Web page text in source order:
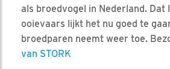
als broedvogel in Nederland. Dat
ooievaars lijkt het nu goed te
broedparen neemt weer toe.
van STORK